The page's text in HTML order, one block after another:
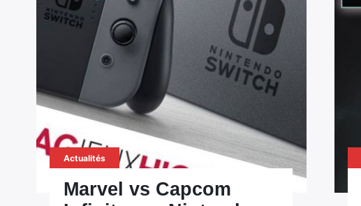
Actualités
Marvel vs Capcom